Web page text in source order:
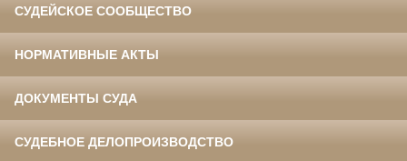
СУДЕЙСКОЕ СООБЩЕСТВО
НОРМАТИВНЫЕ АКТЫ
ДОКУМЕНТЫ СУДА
СУДЕБНОЕ ДЕЛОПРОИЗВОДСТВО